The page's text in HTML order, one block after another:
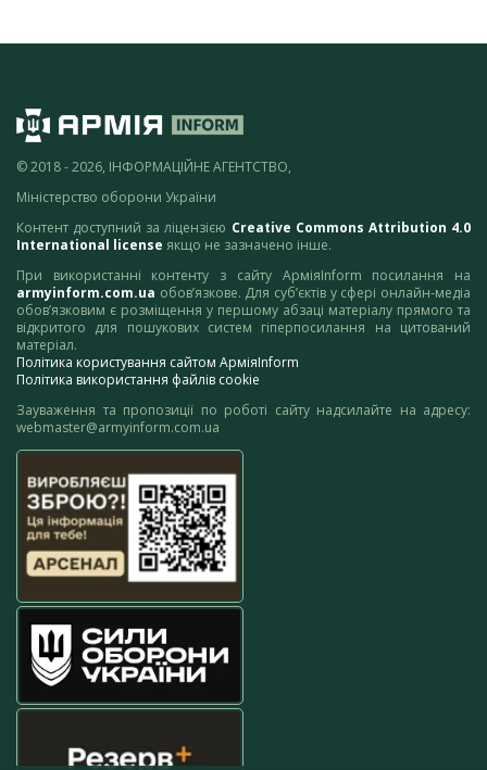
© 2018 - 2026, ІНФОРМАЦІЙНЕ АГЕНТСТВО,
Міністерство оборони України
Контент доступний за ліцензією Creative Commons Attribution 4.0
International license якщо не зазначено інше.
При використанні контенту з сайту АрміяInform посилання на
armyinform.com.ua обов’язкове. Для суб’єктів у сфері онлайн-медіа
обов’язковим є розміщення у першому абзаці матеріалу прямого та
відкритого для пошукових систем гіперпосилання на цитований
матеріал.
Політика користування сайтом АрміяInform
Політика використання файлів cookie
Зауваження та пропозиції по роботі сайту надсилайте на адресу:
webmaster@armyinform.com.ua